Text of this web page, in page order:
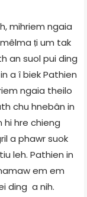
mihriem ngaia
ṭi um tak
an suol pui ding
a î biek Pathien
ngaia theilo
chu hnebân in
hi hre chieng
a phawr suok
leh. Pathien in
em em
ding a nih.